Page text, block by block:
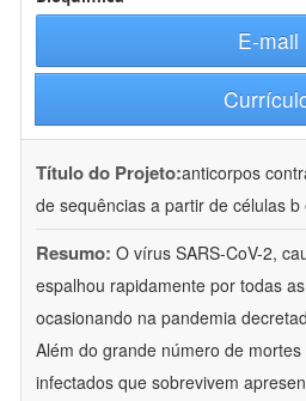
E-mail
Título do Projeto:anticorpos
de sequências a partir de células
Resumo: O vírus SARS-CoV-2,
espalhou rapidamente por todas
ocasionando na pandemia
Além do grande número de
infectados que sobrevivem